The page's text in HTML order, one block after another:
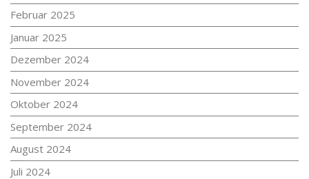
Februar 2025
Januar 2025
Dezember 2024
November 2024
Oktober 2024
September 2024
August 2024
Juli 2024